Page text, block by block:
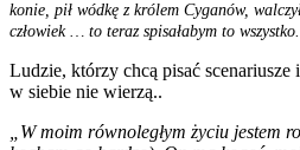
konie, pił wódkę z królem Cyganów,
człowiek … to teraz spisałabym to
Ludzie, którzy chcą pisać scenariusze
w siebie nie wierzą..
„W moim równoległym życiu jestem